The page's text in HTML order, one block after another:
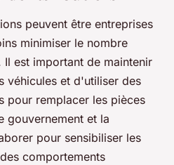
peuvent être entreprises
minimiser le nombre
est important de maintenir
véhicules et d'utiliser des
pour remplacer les pièces
gouvernement et la
pour sensibiliser les
comportements